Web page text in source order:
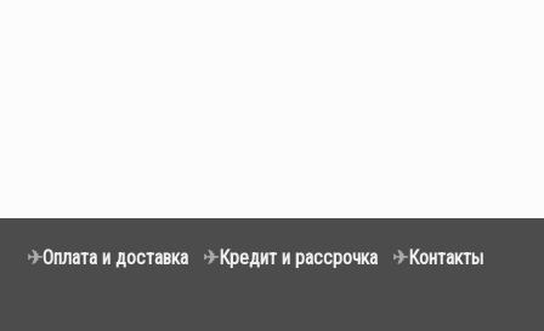
✈Оплата и доставка ✈Кредит и рассрочка ✈Контакты